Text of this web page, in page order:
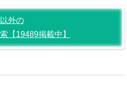
外の
【19489掲載中】